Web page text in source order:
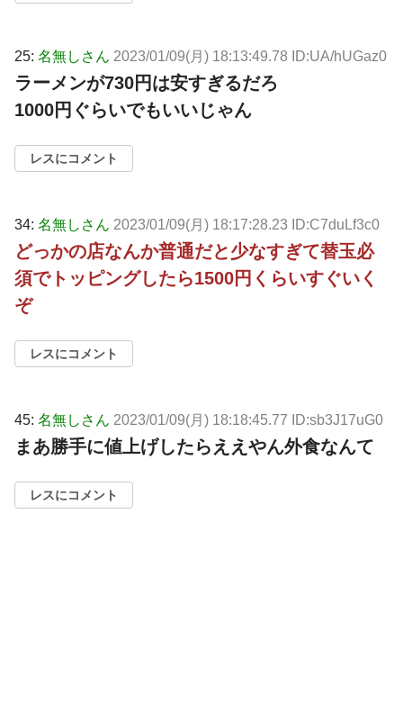
25: 名無しさん 2023/01/09(月) 18:13:49.78 ID:UA/hUGaz0
ラーメンが730円は安すぎるだろ
1000円ぐらいでもいいじゃん
レスにコメント
34: 名無しさん 2023/01/09(月) 18:17:28.23 ID:C7duLf3c0
どっかの店なんか普通だと少なすぎて替玉必
須でトッピングしたら1500円くらいすぐいく
ぞ
レスにコメント
45: 名無しさん 2023/01/09(月) 18:18:45.77 ID:sb3J17uG0
まあ勝手に値上げしたらええやん外食なんて
レスにコメント